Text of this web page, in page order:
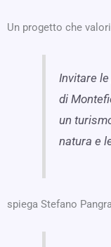
Un progetto che
Invitare
di
un
natura e
spiega Stefano